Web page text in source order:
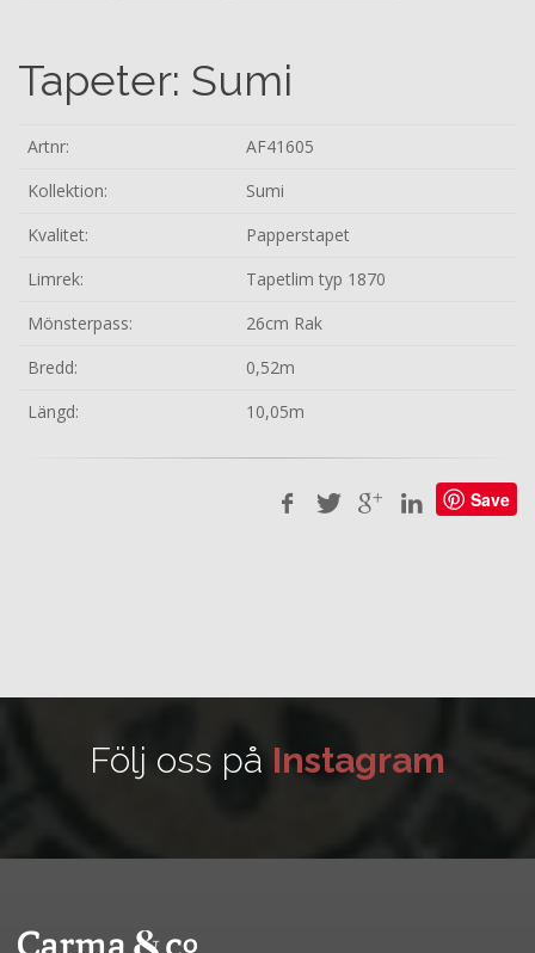
Tapeter: Sumi
Artnr:
AF41605
Kollektion:
Sumi
Kvalitet:
Papperstapet
Limrek:
Tapetlim typ 1870
Mönsterpass:
26cm Rak
Bredd:
0,52m
Längd:
10,05m
Save
Följ oss på Instagram